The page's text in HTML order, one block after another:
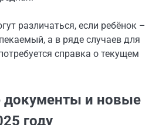
различаться, если ребёнок –
а в ряде случаев для
справка о текущем
документы и новые
году